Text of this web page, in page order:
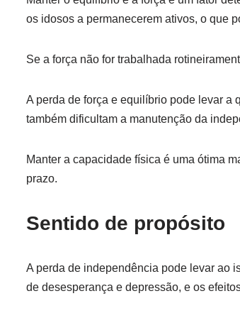
os idosos a permanecerem ativos, o que
Se a força não for trabalhada
A perda de força e equilíbrio pode levar a
também dificultam a manutenção da
Manter a capacidade física é uma ótima
prazo.
Sentido de propósito
A perda de independência pode levar ao
de desesperança e depressão, e os